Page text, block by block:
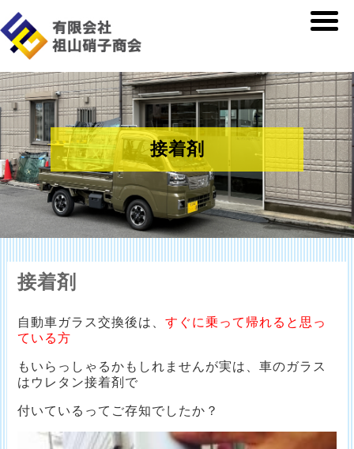
接着剤
接着剤
自動車ガラス交換後は、すぐに乗って帰れると思っ
ている方
もいらっしゃるかもしれませんが実は、車のガラス
はウレタン接着剤で
付いているってご存知でしたか？